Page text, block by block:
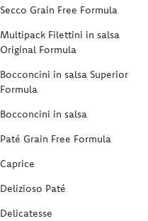
Secco Grain Free Formula
Multipack Filettini in salsa
Original Formula
Bocconcini in salsa Superior
Formula
Bocconcini in salsa
Paté Grain Free Formula
Caprice
Delizioso Paté
Delicatesse